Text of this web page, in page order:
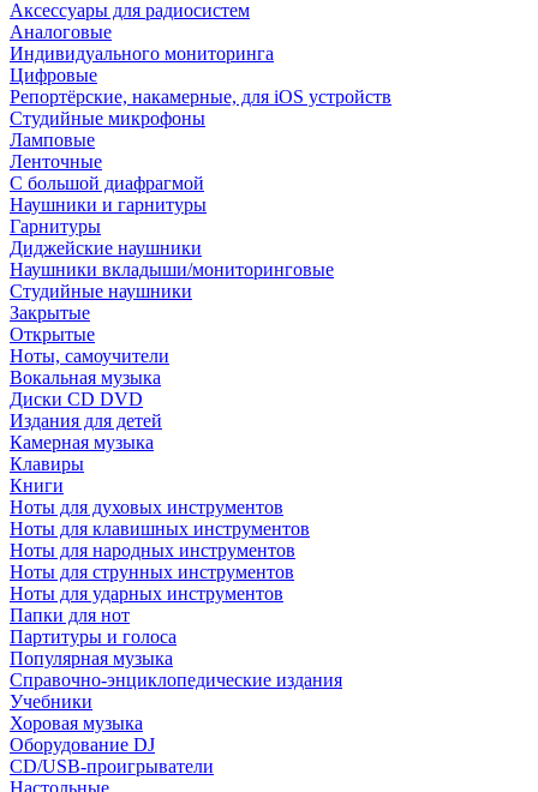
Аксессуары для радиосистем
Аналоговые
Индивидуального мониторинга
Цифровые
Репортёрские, накамерные, для iOS устройств
Студийные микрофоны
Ламповые
Ленточные
С большой диафрагмой
Наушники и гарнитуры
Гарнитуры
Диджейские наушники
Наушники вкладыши/мониторинговые
Студийные наушники
Закрытые
Открытые
Ноты, самоучители
Вокальная музыка
Диски CD DVD
Издания для детей
Камерная музыка
Клавиры
Книги
Ноты для духовых инструментов
Ноты для клавишных инструментов
Ноты для народных инструментов
Ноты для струнных инструментов
Ноты для ударных инструментов
Папки для нот
Партитуры и голоса
Популярная музыка
Справочно-энциклопедические издания
Учебники
Хоровая музыка
Оборудование DJ
CD/USB-проигрыватели
Настольные